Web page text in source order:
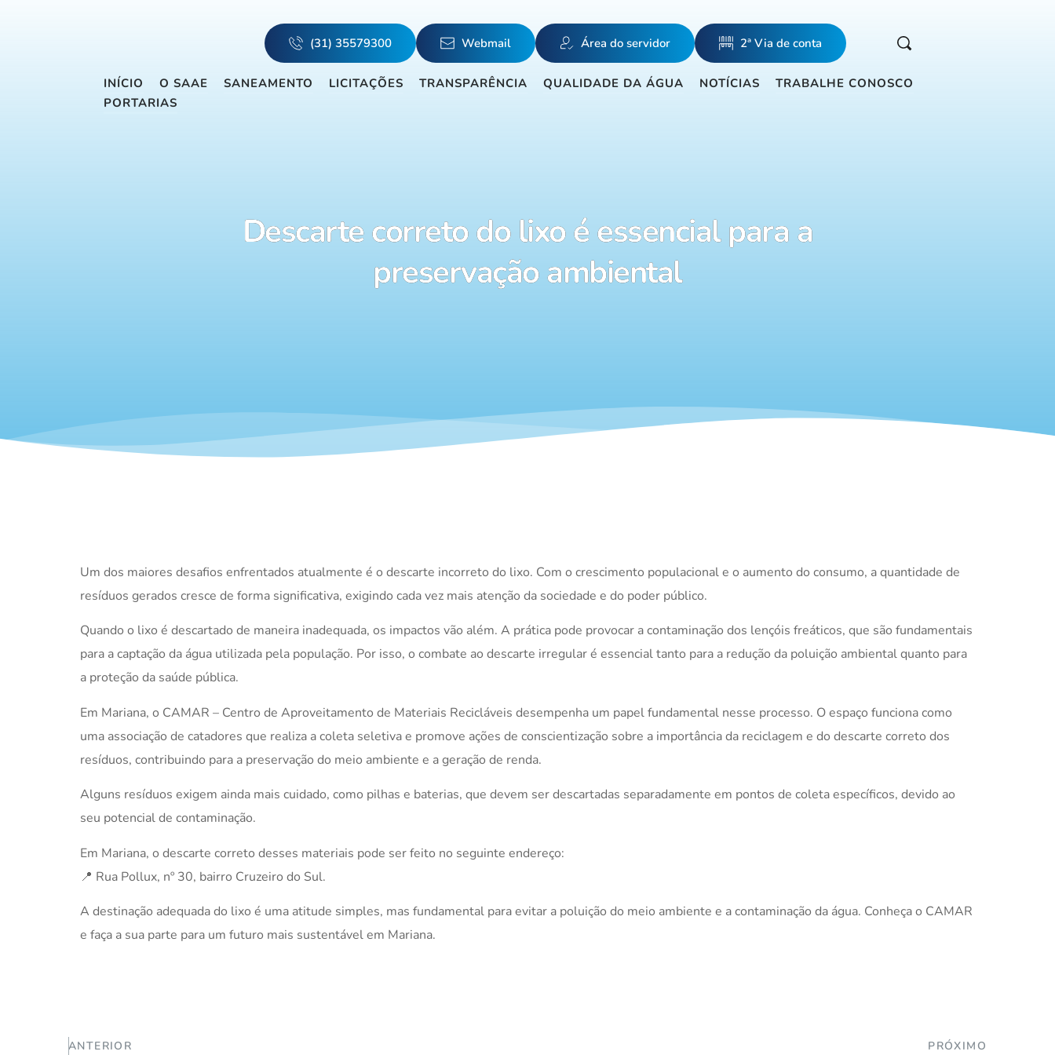
(31) 35579300 Webmail Área do servidor 2ª Via de conta
INÍCIO O SAAE SANEAMENTO LICITAÇÕES TRANSPARÊNCIA QUALIDADE DA ÁGUA NOTÍCIAS
TRABALHE CONOSCO
PORTARIAS
Descarte correto do lixo é essencial para a
preservação ambiental
Um dos maiores desafios enfrentados atualmente é o descarte incorreto do lixo. Com o crescimento populacional e o aumento do consumo, a quantidade de
resíduos gerados cresce de forma significativa, exigindo cada vez mais atenção da sociedade e do poder público.
Quando o lixo é descartado de maneira inadequada, os impactos vão além. A prática pode provocar a contaminação dos lençóis freáticos, que são fundamentais
para a captação da água utilizada pela população. Por isso, o combate ao descarte irregular é essencial tanto para a redução da poluição ambiental quanto para
a proteção da saúde pública.
Em Mariana, o CAMAR – Centro de Aproveitamento de Materiais Recicláveis desempenha um papel fundamental nesse processo. O espaço funciona como
uma associação de catadores que realiza a coleta seletiva e promove ações de conscientização sobre a importância da reciclagem e do descarte correto dos
resíduos, contribuindo para a preservação do meio ambiente e a geração de renda.
Alguns resíduos exigem ainda mais cuidado, como pilhas e baterias, que devem ser descartadas separadamente em pontos de coleta específicos, devido ao
seu potencial de contaminação.
Em Mariana, o descarte correto desses materiais pode ser feito no seguinte endereço:
📍 Rua Pollux, nº 30, bairro Cruzeiro do Sul.
A destinação adequada do lixo é uma atitude simples, mas fundamental para evitar a poluição do meio ambiente e a contaminação da água. Conheça o CAMAR
e faça a sua parte para um futuro mais sustentável em Mariana.
ANTERIOR PRÓXIMO